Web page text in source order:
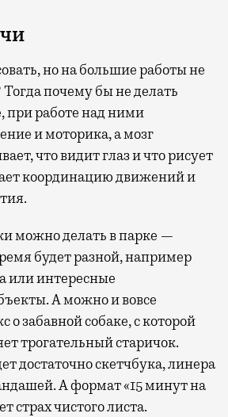
но на большие работы не
почему бы не делать
при работе над ними
и моторика, а мозг
что видит глаз и что рисует
координацию движений и
можно делать в парке —
будет разной, например
или интересные
А можно и вовсе
о забавной собаке, с которой
трогательный старичок.
достаточно скетчбука, линера
А формат «15 минут на
страх чистого листа.